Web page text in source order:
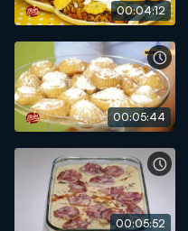
00:04:12
00:05:44
00:05:52